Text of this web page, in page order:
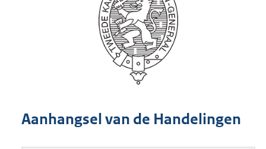
Aanhangsel van de Handelingen